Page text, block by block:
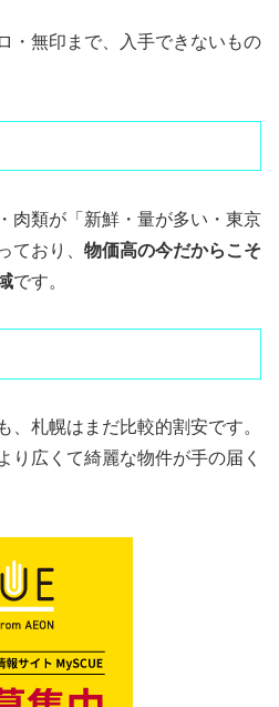
・無印まで、入手できないもの
肉類が「新鮮・量が多い・東京
ており、 物価高の今だからこそ
です。
、札幌はまだ比較的割安です。
り広くて綺麗な物件が手の届く